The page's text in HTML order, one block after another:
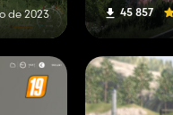
de 2023 45 857